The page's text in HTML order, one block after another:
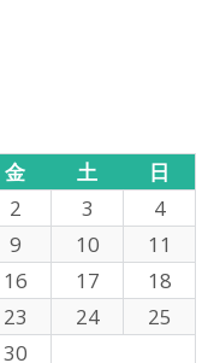
金 土 日
2 3
4
9 10
11
16 17
18
23 24
25
30